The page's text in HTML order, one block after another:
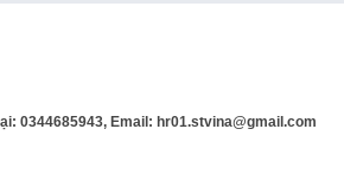
0344685943, Email: hr01.stvina@gmail.com